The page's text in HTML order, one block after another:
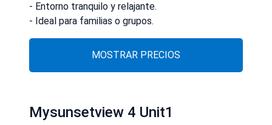
- Entorno tranquilo y relajante.
- Ideal para familias o grupos.
MOSTRAR PRECIOS
Mysunsetview 4 Unit1